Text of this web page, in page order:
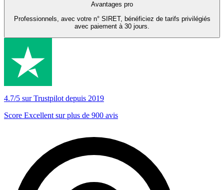
Avantages pro
Professionnels, avec votre n° SIRET, bénéficiez de tarifs privilégiés
avec paiement à 30 jours.
4.7/5 sur Trustpilot depuis 2019
Score Excellent sur plus de 900 avis